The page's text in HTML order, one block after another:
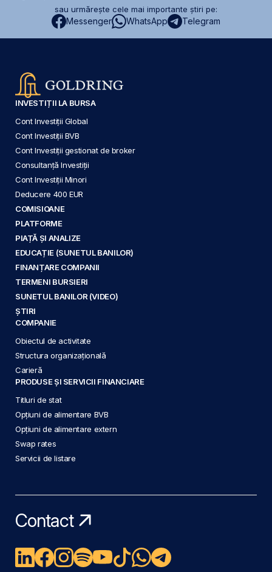
sau urmărește cele mai importante știri pe:
Messenger WhatsApp Telegram
INVESTIȚII LA BURSA
Cont Investiții Global
Cont Investiții BVB
Cont Investiții gestionat de broker
Consultanță Investiții
Cont Investiții Minori
Deducere 400 EUR
COMISIOANE
PLATFORME
PIAȚĂ ȘI ANALIZE
EDUCAȚIE (SUNETUL BANILOR)
FINANȚARE COMPANII
TERMENI BURSIERI
SUNETUL BANILOR (VIDEO)
ȘTIRI
COMPANIE
Obiectul de activitate
Structura organizațională
Carieră
PRODUSE ȘI SERVICII FINANCIARE
Titluri de stat
Opțiuni de alimentare BVB
Opțiuni de alimentare extern
Swap rates
Servicii de listare
Contact